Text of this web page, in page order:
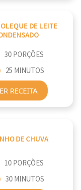
DE LEITE
30 PORÇÕES
25 MINUTOS
RECEITA
DE CHUVA
10 PORÇÕES
30 MINUTOS